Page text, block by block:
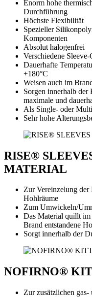
Enorm hohe
Durchführung
Höchste Flexibilität
Spezieller
Komponenten
Absolut halogenfrei
Verschiedene
Dauerhafte
+180°C
Weisen auch im
Sorgen innerhalb
maximale und
Als Single- oder
Sehr hohe
RISE®
MATERIAL
Zur Vereinzelung
Hohlräume
Zum Umwickeln/
Das Material quillt
Brand entstandene
Sorgt innerhalb der
NOFIRNO®
Zur zusätzlichen